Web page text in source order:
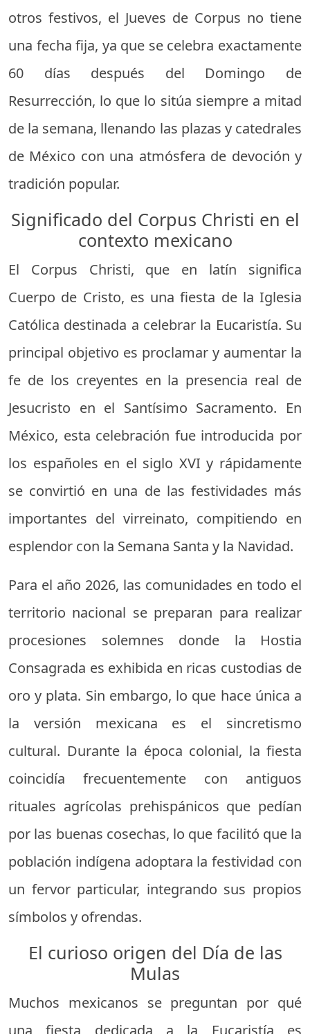
otros festivos, el Jueves de Corpus no tiene
una fecha fija, ya que se celebra exactamente
60 días después del Domingo de
Resurrección, lo que lo sitúa siempre a mitad
de la semana, llenando las plazas y catedrales
de México con una atmósfera de devoción y
tradición popular.
Significado del Corpus Christi en el
contexto mexicano
El Corpus Christi, que en latín significa
Cuerpo de Cristo, es una fiesta de la Iglesia
Católica destinada a celebrar la Eucaristía. Su
principal objetivo es proclamar y aumentar la
fe de los creyentes en la presencia real de
Jesucristo en el Santísimo Sacramento. En
México, esta celebración fue introducida por
los españoles en el siglo XVI y rápidamente
se convirtió en una de las festividades más
importantes del virreinato, compitiendo en
esplendor con la Semana Santa y la Navidad.
Para el año 2026, las comunidades en todo el
territorio nacional se preparan para realizar
procesiones solemnes donde la Hostia
Consagrada es exhibida en ricas custodias de
oro y plata. Sin embargo, lo que hace única a
la versión mexicana es el sincretismo
cultural. Durante la época colonial, la fiesta
coincidía frecuentemente con antiguos
rituales agrícolas prehispánicos que pedían
por las buenas cosechas, lo que facilitó que la
población indígena adoptara la festividad con
un fervor particular, integrando sus propios
símbolos y ofrendas.
El curioso origen del Día de las
Mulas
Muchos mexicanos se preguntan por qué
una fiesta dedicada a la Eucaristía es